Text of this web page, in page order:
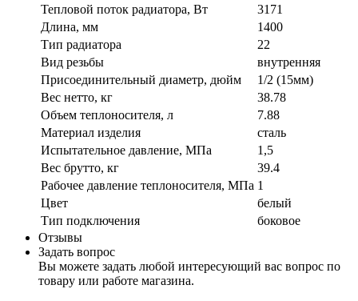
Тепловой поток радиатора, Вт
3171
Длина, мм
1400
Тип радиатора
22
Вид резьбы
внутренняя
Присоединительный диаметр, дюйм
1/2 (15мм)
Вес нетто, кг
38.78
Объем теплоносителя, л
7.88
Материал изделия
сталь
Испытательное давление, МПа
1,5
Вес брутто, кг
39.4
Рабочее давление теплоносителя, МПа 1
Цвет
белый
Тип подключения
боковое
Отзывы
Задать вопрос
Вы можете задать любой интересующий вас вопрос по
товару или работе магазина.